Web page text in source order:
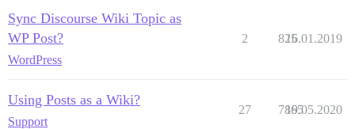
Sync Discourse Wiki Topic as
WP Post?
WordPress
2 825
16.01.2019
Using Posts as a Wiki?
Support
27 7865
19.05.2020